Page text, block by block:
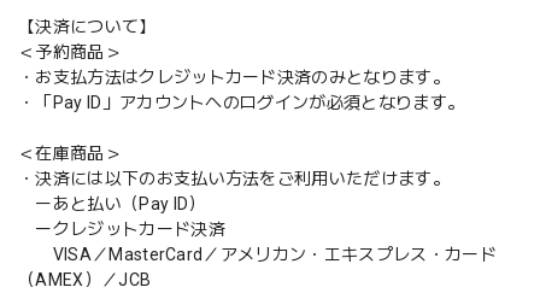
【決済について】
＜予約商品＞
・お支払方法はクレジットカード決済のみとなります。
・「Pay ID」アカウントへのログインが必須となります。
＜在庫商品＞
・決済には以下のお支払い方法をご利用いただけます。
ーあと払い（Pay ID）
ークレジットカード決済
VISA／MasterCard／アメリカン・エキスプレス・カード
（AMEX）／JCB